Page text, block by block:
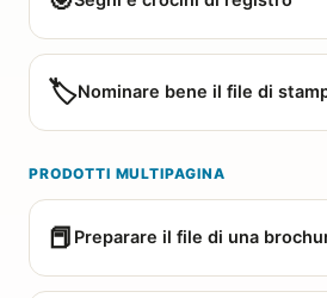
🏷️Nominare bene il file di
PRODOTTI MULTIPAGINA
📕 Preparare il file di una